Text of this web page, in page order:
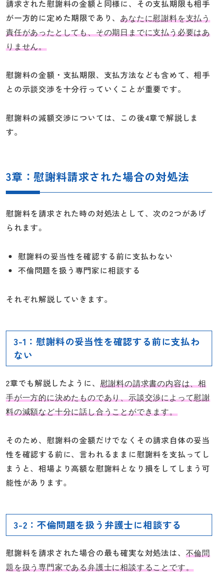
請求された慰謝料の金額と同様に、その支払期限も相手
が一方的に定めた期限であり、あなたに慰謝料を支払う
責任があったとしても、その期日までに支払う必要はあ
りません。
慰謝料の金額・支払期限、支払方法なども含めて、相手
との示談交渉を十分行っていくことが重要です。
慰謝料の減額交渉については、この後4章で解説しま
す。
3章：慰謝料請求された場合の対処法
慰謝料を請求された時の対処法として、次の2つがあげ
られます。
慰謝料の妥当性を確認する前に支払わない
不倫問題を扱う専門家に相談する
それぞれ解説していきます。
3-1：慰謝料の妥当性を確認する前に支払わ
ない
2章でも解説したように、
慰謝料の請求書の内容は、相
手が一方的に決めたものであり、示談交渉によって慰謝
料の減額など十分に話し合うことができます。
そのため、慰謝料の金額だけでなくその請求自体の妥当
性を確認する前に、言われるままに慰謝料を支払ってし
まうと、相場より高額な慰謝料となり損をしてしまう可
能性があります。
3-2：不倫問題を扱う弁護士に相談する
慰謝料を請求された場合の最も確実な対処法は、
不倫問
題を扱う専門家である弁護士に相談することです。